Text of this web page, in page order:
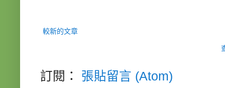
較新的文章
訂閱： 張貼留言 (Atom)